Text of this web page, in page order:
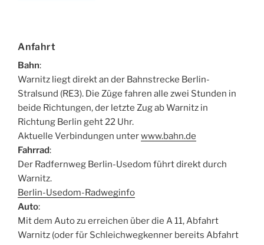
Anfahrt
Bahn:
Warnitz liegt direkt an der Bahnstrecke Berlin-
Stralsund (RE3). Die Züge fahren alle zwei Stunden in
beide Richtungen, der letzte Zug ab Warnitz in
Richtung Berlin geht 22 Uhr.
Aktuelle Verbindungen unterwww.bahn.de
Fahrrad:
Der Radfernweg Berlin-Usedom führt direkt durch
Warnitz.
Berlin-Usedom-Radweginfo
Auto:
Mit dem Auto zu erreichen über die A 11, Abfahrt
Warnitz (oder für Schleichwegkenner bereits Abfahrt